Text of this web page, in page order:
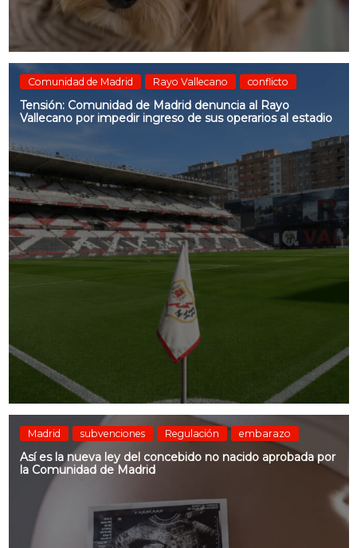
Comunidad de Madrid Rayo Vallecano conflicto
Tensión: Comunidad de Madrid denuncia al Rayo
Vallecano por impedir ingreso de sus operarios al estadio
Madrid subvenciones Regulación embarazo
Así es la nueva ley del concebido no nacido aprobada por
la Comunidad de Madrid